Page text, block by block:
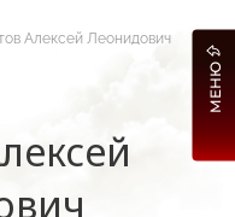
Алексей Леонидович
МЕНЮ